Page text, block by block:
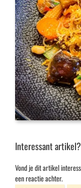
Interessant
Vond je dit artikel
een reactie achter.